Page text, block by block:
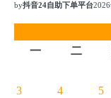
by抖音24自助下单平台
一
二
3
4 5